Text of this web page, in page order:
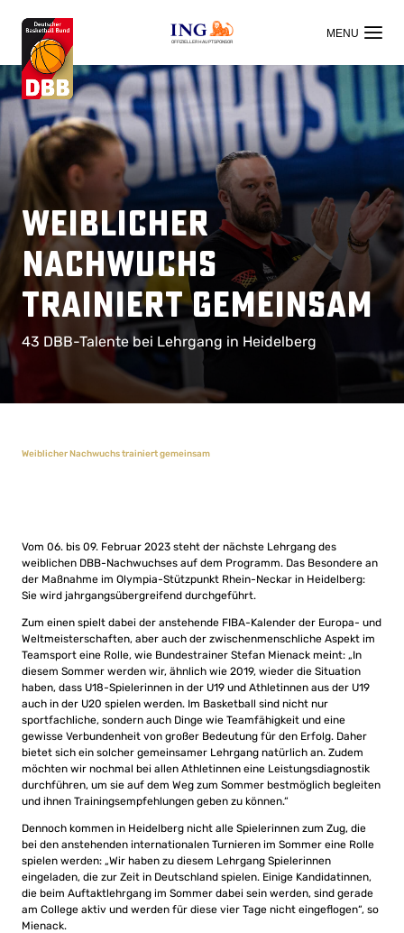
OFFIZIELLER HAUPTSPONSOR
Weiblicher
Nachwuchs
trainiert gemeinsam
43 DBB-Talente bei Lehrgang in Heidelberg
Weiblicher Nachwuchs trainiert gemeinsam
Vom 06. bis 09. Februar 2023 steht der nächste Lehrgang des
weiblichen DBB-Nachwuchses auf dem Programm. Das Besondere an
der Maßnahme im Olympia-Stützpunkt Rhein-Neckar in Heidelberg:
Sie wird jahrgangsübergreifend durchgeführt.
Zum einen spielt dabei der anstehende FIBA-Kalender der Europa- und
Weltmeisterschaften, aber auch der zwischenmenschliche Aspekt im
Teamsport eine Rolle, wie Bundestrainer Stefan Mienack meint: „In
diesem Sommer werden wir, ähnlich wie 2019, wieder die Situation
haben, dass U18-Spielerinnen in der U19 und Athletinnen aus der U19
auch in der U20 spielen werden. Im Basketball sind nicht nur
sportfachliche, sondern auch Dinge wie Teamfähigkeit und eine
gewisse Verbundenheit von großer Bedeutung für den Erfolg. Daher
bietet sich ein solcher gemeinsamer Lehrgang natürlich an. Zudem
möchten wir nochmal bei allen Athletinnen eine Leistungsdiagnostik
durchführen, um sie auf dem Weg zum Sommer bestmöglich begleiten
und ihnen Trainingsempfehlungen geben zu können.“
Dennoch kommen in Heidelberg nicht alle Spielerinnen zum Zug, die
bei den anstehenden internationalen Turnieren im Sommer eine Rolle
spielen werden: „Wir haben zu diesem Lehrgang Spielerinnen
eingeladen, die zur Zeit in Deutschland spielen. Einige Kandidatinnen,
die beim Auftaktlehrgang im Sommer dabei sein werden, sind gerade
am College aktiv und werden für diese vier Tage nicht eingeflogen“, so
Mienack.